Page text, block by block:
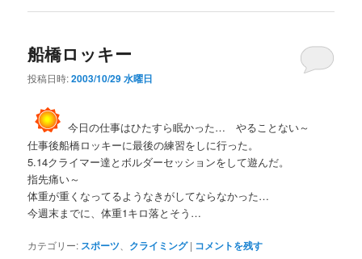
船橋ロッキー
投稿日時:2003/10/29 水曜日
今日の仕事はひたすら眠かった… やることない～
仕事後船橋ロッキーに最後の練習をしに行った。
5.14クライマー達とボルダーセッションをして遊んだ。
指先痛い～
体重が重くなってるようなきがしてならなかった…
今週末までに、体重1キロ落とそう…
カテゴリー: スポーツ クライミング | コメントを残す